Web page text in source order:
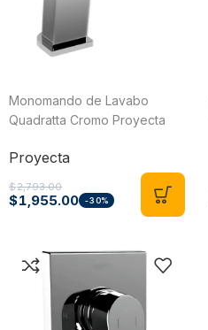
Monomando de Lavabo
Quadratta Cromo Proyecta
Proyecta
$2,793.00
$1,955.00 -30%